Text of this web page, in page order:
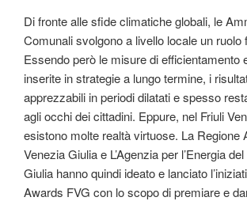
Di fronte alle sfide climatiche globali, le
Comunali svolgono a livello locale un ruolo
Essendo però le misure di efficientamento
inserite in strategie a lungo termine, i
apprezzabili in periodi dilatati e spesso
agli occhi dei cittadini. Eppure, nel Friuli
esistono molte realtà virtuose. La Regione
Venezia Giulia e L’Agenzia per l’Energia
Giulia hanno quindi ideato e lanciato
Awards FVG con lo scopo di premiare e